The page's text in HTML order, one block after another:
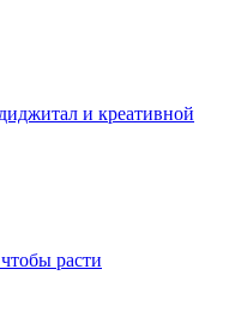
и креативной
расти